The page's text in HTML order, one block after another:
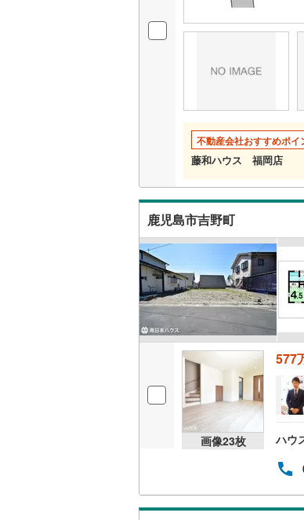
不動産会社おすすめポイ
藤和ハウス 福岡店
鹿児島市吉野町
画像23枚
577
ハウ